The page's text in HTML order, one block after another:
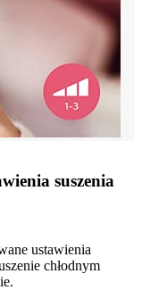
suszenia
ustawienia
chłodnym